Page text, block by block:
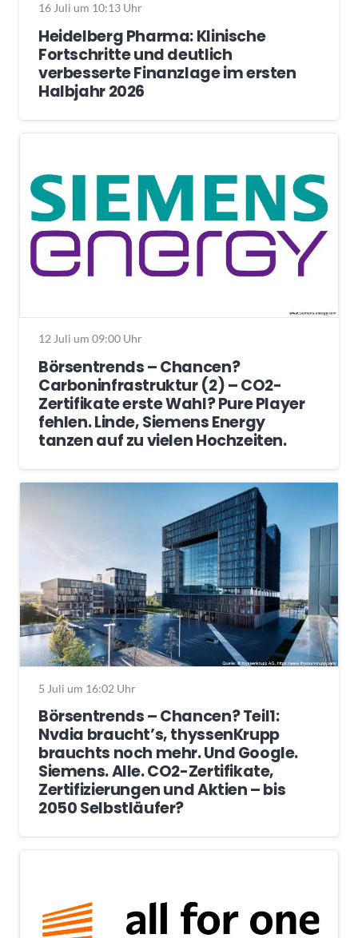
16 Juli um 10:13 Uhr
Heidelberg Pharma: Klinische
Fortschritte und deutlich
verbesserte Finanzlage im ersten
Halbjahr 2026
12 Juli um 09:00 Uhr
Börsentrends – Chancen?
Carboninfrastruktur (2) – CO2-
Zertifikate erste Wahl? Pure Player
fehlen. Linde, Siemens Energy
tanzen auf zu vielen Hochzeiten.
5 Juli um 16:02 Uhr
Börsentrends – Chancen? Teil1:
Nvdia braucht’s, thyssenKrupp
brauchts noch mehr. Und Google.
Siemens. Alle. CO2-Zertifikate,
Zertifizierungen und Aktien – bis
2050 Selbstläufer?